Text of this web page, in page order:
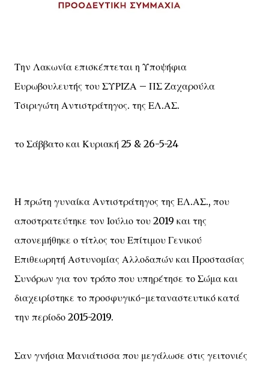
Την Λακωνία επισκέπτεται η Υποψήφια
Ευρωβουλευτής του ΣΥΡΙΖΑ – ΠΣ Ζαχαρούλα
Τσιριγώτη Αντιστράτηγος. της ΕΛ.ΑΣ.
το Σάββατο και Κυριακή 25 & 26-5-24
Η πρώτη γυναίκα Αντιστράτηγος της ΕΛ.ΑΣ., που
αποστρατεύτηκε τον Ιούλιο του 2019 και της
απονεμήθηκε ο τίτλος του Επίτιμου Γενικού
Επιθεωρητή Αστυνομίας Αλλοδαπών και Προστασίας
Συνόρων για τον τρόπο που υπηρέτησε το Σώμα και
διαχειρίστηκε το προσφυγικό-μεταναστευτικό κατά
την περίοδο 2015-2019.
Σαν γνήσια Μανιάτισσα που μεγάλωσε στις γειτονιές